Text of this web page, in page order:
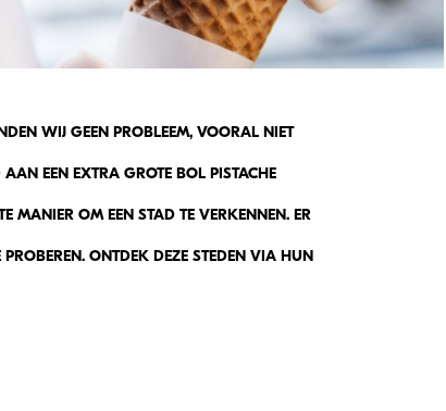
WIJ GEEN PROBLEEM, VOORAL NIET
EEN EXTRA GROTE BOL PISTACHE
MANIER OM EEN STAD TE VERKENNEN. ER
ONTDEK DEZE STEDEN VIA HUN